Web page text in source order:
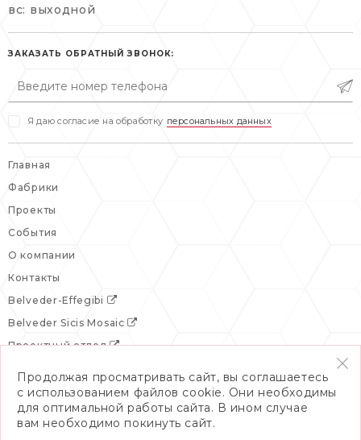
пн-пт: 10:00-20:00
сб, вс: выходной
пн-пт: 10:00-19:00
сб: выходной
вс: выходной
ЗАКАЗАТЬ ОБРАТНЫЙ ЗВОНОК:
Я даю согласие на обработку персональных данных
Главная
Фабрики
Проекты
События
О компании
Контакты
Belveder-Effegibi
Belveder Sicis Mosaic
Проектный отдел
Продолжая просматривать сайт, вы соглашаетесь
с использованием файлов cookie. Они необходимы
для оптимальной работы сайта. В ином случае
вам необходимо покинуть сайт.